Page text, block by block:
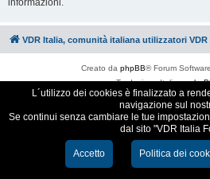
informazioni.
VDR Italia, comunità italiana utilizzatori VDR
Creato da phpBB® Forum
Traduzione Italiana
Cookie e
L´utilizzo dei cookies è finalizzato a
navigazione sul
Se continui senza cambiare le tue
dal sito "VDR Italia
Accetto Politica dei